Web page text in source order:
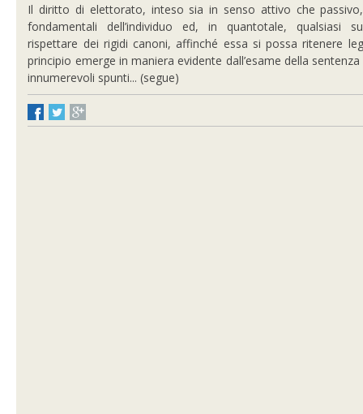
Il diritto di elettorato, inteso sia in senso attivo che
fondamentali dell’individuo ed, in quantotale, qualsiasi
rispettare dei rigidi canoni, affinché essa si possa ritenere
principio emerge in maniera evidente dall’esame della
innumerevoli spunti... (segue)